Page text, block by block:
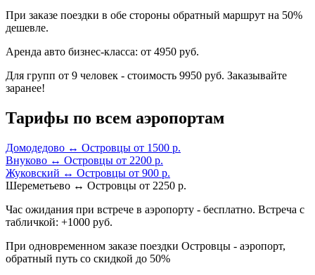
При заказе поездки в обе стороны обратный маршрут на 50%
дешевле.
Аренда авто бизнес-класса: от 4950 руб.
Для групп от 9 человек - стоимость 9950 руб. Заказывайте
заранее!
Тарифы по всем аэропортам
Домодедово ↔ Островцы от 1500 р.
Внуково ↔ Островцы от 2200 р.
Жуковский ↔ Островцы от 900 р.
Шереметьево ↔ Островцы от 2250 р.
Час ожидания при встрече в аэропорту - бесплатно. Встреча с
табличкой: +1000 руб.
При одновременном заказе поездки Островцы - аэропорт,
обратный путь со скидкой до 50%